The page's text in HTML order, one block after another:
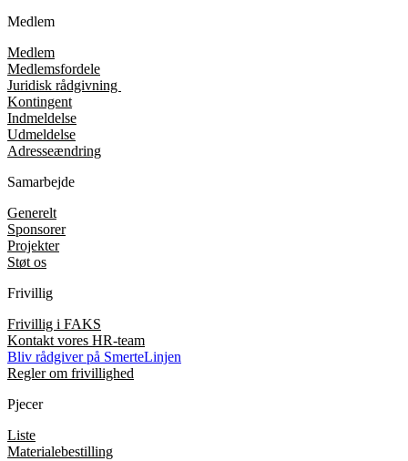
Medlem
Medlem
Medlemsfordele
Juridisk rådgivning
Kontingent
Indmeldelse
Udmeldelse
Adresseændring
Samarbejde
Generelt
Sponsorer
Projekter
Støt os
Frivillig
Frivillig i FAKS
Kontakt vores HR-team
Bliv rådgiver på SmerteLinjen
Regler om frivillighed
Pjecer
Liste
Materialebestilling